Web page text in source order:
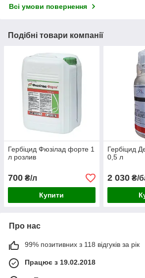
Всі умови повернення
Подібні товари компанії
Гербіцид Фюзілад форте 1
л розлив
700 ₴/л
Купити
Гербіцид
0,5 л
2 030₴/
Про нас
99% позитивних з 118 відгуків за рік
Працює з 19.02.2018